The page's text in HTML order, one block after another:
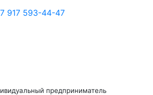
917 593-44-47
предприниматель